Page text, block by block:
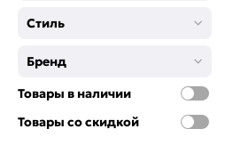
Графит/Хром
Зеленая бронза
Золото
Кофе
Стиль
Бренд
Товары в наличии
Товары со скидкой